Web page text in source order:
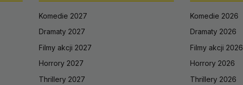
Komedie 2027
Dramaty 2027
Filmy akcji 2027
Horrory 2027
Thrillery 2027
Komedie 2026
Dramaty 2026
Filmy akcji 2026
Horrory 2026
Thrillery 2026